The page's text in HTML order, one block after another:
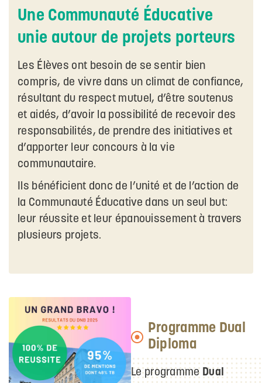
Une Communauté Éducative
unie autour de projets porteurs
Les Élèves ont besoin de se sentir bien
compris, de vivre dans un climat de confiance,
résultant du respect mutuel, d’être soutenus
et aidés, d’avoir la possibilité de recevoir des
responsabilités, de prendre des initiatives et
d’apporter leur concours à la vie
communautaire.
Ils bénéficient donc de l’unité et de l’action de
la Communauté Éducative dans un seul but:
leur réussite et leur épanouissement à travers
plusieurs projets.
Programme Dual
Diploma
Le programme Dual